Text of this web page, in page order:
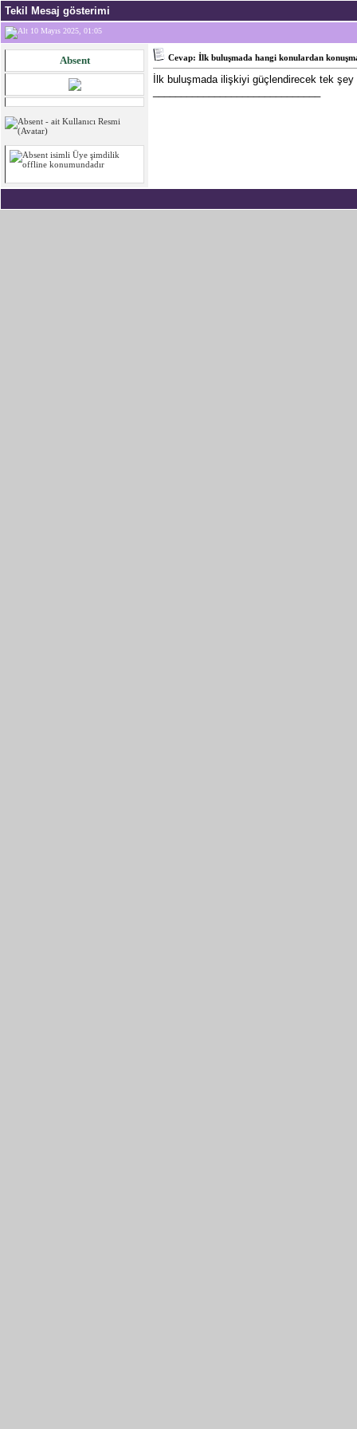
Tekil Mesaj gösterimi
10 Mayıs 2025, 01:05
Absent Cevap: İlk buluşmada hangi konulardan
İlk buluşmada ilişkiyi güçlendirecek tek